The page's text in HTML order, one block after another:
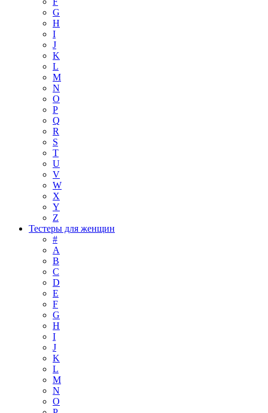
G
H
I
J
K
L
M
N
O
P
Q
R
S
T
U
V
W
X
Y
Z
Тестеры для женщин
#
A
B
C
D
E
F
G
H
I
J
K
L
M
N
O